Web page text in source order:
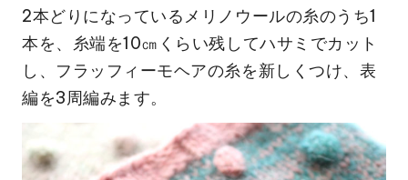
2本どりになっているメリノウールの糸のうち1
本を、糸端を10㎝くらい残してハサミでカット
し、フラッフィーモヘアの糸を新しくつけ、表
編を3周編みます。